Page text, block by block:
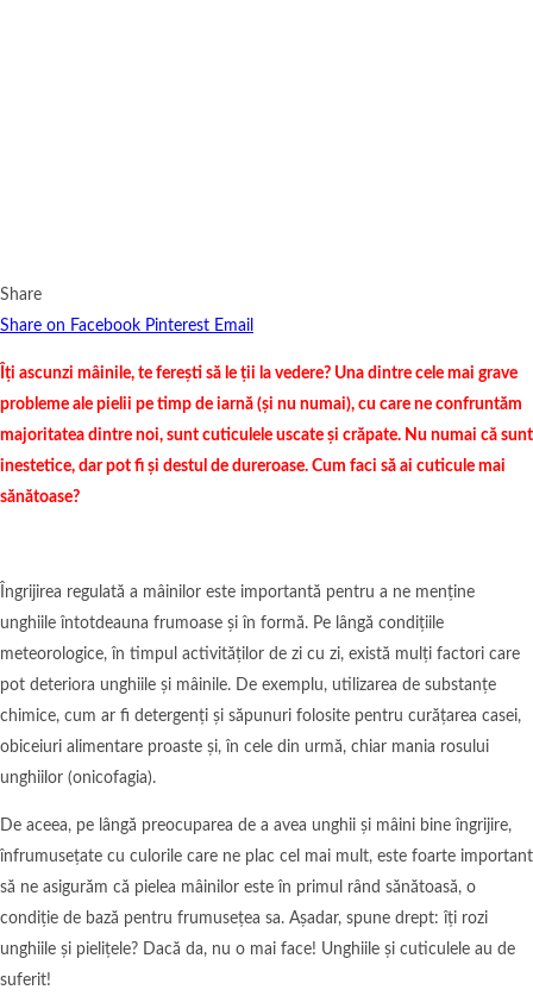
Share
Share on Facebook Pinterest Email
Îți ascunzi mâinile, te ferești să le ții la vedere? Una dintre cele mai grave
probleme ale pielii pe timp de iarnă (și nu numai), cu care ne confruntăm
majoritatea dintre noi, sunt cuticulele uscate și crăpate. Nu numai că sunt
inestetice, dar pot fi și destul de dureroase. Cum faci să ai cuticule mai
sănătoase?
Îngrijirea regulată a mâinilor este importantă pentru a ne menține
unghiile întotdeauna frumoase și în formă. Pe lângă condițiile
meteorologice, în timpul activităților de zi cu zi, există mulți factori care
pot deteriora unghiile și mâinile. De exemplu, utilizarea de substanțe
chimice, cum ar fi detergenți și săpunuri folosite pentru curățarea casei,
obiceiuri alimentare proaste și, în cele din urmă, chiar mania rosului
unghiilor (onicofagia).
De aceea, pe lângă preocuparea de a avea unghii și mâini bine îngrijire,
înfrumusețate cu culorile care ne plac cel mai mult, este foarte important
să ne asigurăm că pielea mâinilor este în primul rând sănătoasă, o
condiție de bază pentru frumusețea sa. Așadar, spune drept: îți rozi
unghiile și pielițele? Dacă da, nu o mai face! Unghiile și cuticulele au de
suferit!